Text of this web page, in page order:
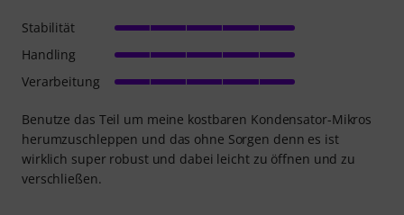
Benutze das Teil um meine kostbaren Kondensator-Mikros
herumzuschleppen und das ohne Sorgen denn es ist
wirklich super robust und dabei leicht zu öffnen und zu
verschließen.
Stabilität
Handling
Verarbeitung